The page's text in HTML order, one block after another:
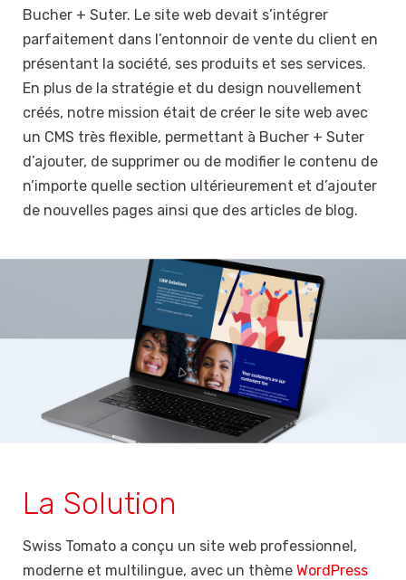
Bucher + Suter. Le site web devait s’intégrer
parfaitement dans l’entonnoir de vente du client en
présentant la société, ses produits et ses services.
En plus de la stratégie et du design nouvellement
créés, notre mission était de créer le site web avec
un CMS très flexible, permettant à Bucher + Suter
d’ajouter, de supprimer ou de modifier le contenu de
n’importe quelle section ultérieurement et d’ajouter
de nouvelles pages ainsi que des articles de blog.
La Solution
Swiss Tomato a conçu un site web professionnel,
moderne et multilingue, avec un thème WordPress